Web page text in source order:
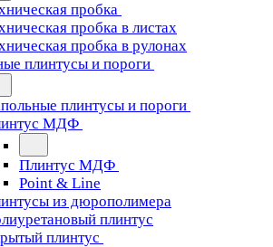
пробка
пробка в листах
пробка в рулонах
плинтусы и пороги
плинтусы и пороги
МДФ
Плинтус МДФ
Point & Line
из дюрополимера
плинтус
плинтус